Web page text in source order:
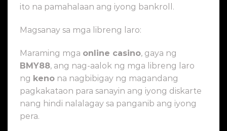
ito na pamahalaan ang iyong bankroll.
Magsanay sa mga libreng laro:
Maraming mga online casino, gaya ng
BMY88, ang nag-aalok ng mga libreng laro
ng keno na nagbibigay ng magandang
pagkakataon para sanayin ang iyong diskarte
nang hindi nalalagay sa panganib ang iyong
pera.